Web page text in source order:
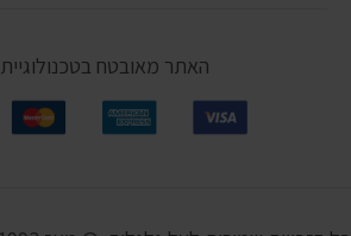
האתר מאובטח בטכנולוגיית SSL